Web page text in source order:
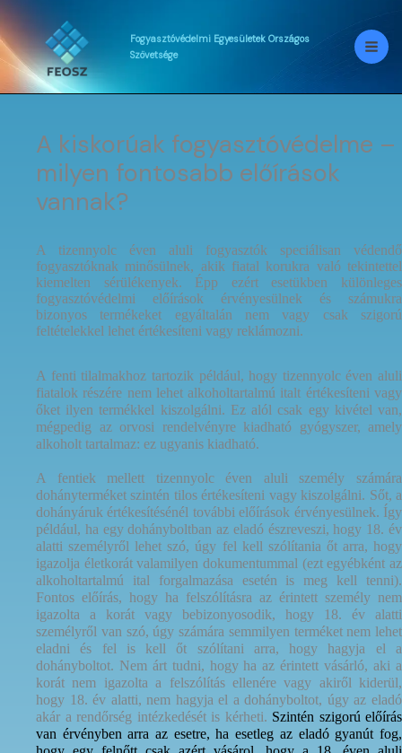
Skip
to
content
Fogyasztóvédelmi Egyesületek Országos
Szövetsége
A kiskorúak fogyasztóvédelme –
milyen fontosabb előírások
vannak?
A tizennyolc éven aluli fogyasztók speciálisan védendő
fogyasztóknak minősülnek, akik fiatal korukra való tekintettel
kiemelten sérülékenyek. Épp ezért esetükben különleges
fogyasztóvédelmi előírások érvényesülnek és számukra
bizonyos termékeket egyáltalán nem vagy csak szigorú
feltételekkel lehet értékesíteni vagy reklámozni.
A fenti tilalmakhoz tartozik például, hogy tizennyolc éven aluli
fiatalok részére nem lehet alkoholtartalmú italt értékesíteni vagy
őket ilyen termékkel kiszolgálni. Ez alól csak egy kivétel van,
mégpedig az orvosi rendelvényre kiadható gyógyszer, amely
alkoholt tartalmaz: ez ugyanis kiadható.
A fentiek mellett tizennyolc éven aluli személy számára
dohányterméket szintén tilos értékesíteni vagy kiszolgálni. Sőt, a
dohányáruk értékesítésénél további előírások érvényesülnek. Így
például, ha egy dohányboltban az eladó észreveszi, hogy 18. év
alatti személyről lehet szó, úgy fel kell szólítania őt arra, hogy
igazolja életkorát valamilyen dokumentummal (ezt egyébként az
alkoholtartalmú ital forgalmazása esetén is meg kell tenni).
Fontos előírás, hogy ha felszólításra az érintett személy nem
igazolta a korát vagy bebizonyosodik, hogy 18. év alatti
személyről van szó, úgy számára semmilyen terméket nem lehet
eladni és fel is kell őt szólítani arra, hogy hagyja el a
dohányboltot. Nem árt tudni, hogy ha az érintett vásárló, aki a
korát nem igazolta a felszólítás ellenére vagy akiről kiderül,
hogy 18. év alatti, nem hagyja el a dohányboltot, úgy az eladó
akár a rendőrség intézkedését is kérheti. Szintén szigorú előírás
van érvényben arra az esetre, ha esetleg az eladó gyanút fog,